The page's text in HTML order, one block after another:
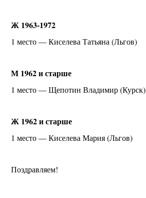
Ж 1963-1972
1 место — Киселева Татьяна (Льгов)
М 1962 и старше
1 место — Щепотин Владимир (Курск)
Ж 1962 и старше
1 место — Киселева Мария (Льгов)
Поздравляем!